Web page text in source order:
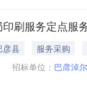
刷服务定点服
彦县
服务采购
招标单位： 巴彦淖